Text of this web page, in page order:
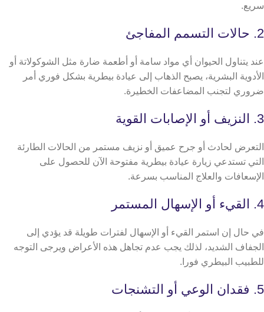
سريع.
2. حالات التسمم المفاجئ
عند يتناول الحيوان أي مواد سامة أو أطعمة ضارة مثل الشوكولاتة أو
الأدوية البشرية، يصبح الذهاب إلى عيادة بيطرية بشكل فوري أمر
ضروري لتجنب المضاعفات الخطيرة.
3. النزيف أو الإصابات القوية
التعرض لحادث أو جرح عميق أو نزيف مستمر من الحالات الطارئة
التي تستدعي زيارة عيادة بيطرية مفتوحة الآن للحصول على
الإسعافات والعلاج المناسب بسرعة.
4. القيء أو الإسهال المستمر
في حال إن استمر القيء أو الإسهال لفترات طويلة قد يؤدي إلى
الجفاف الشديد، لذلك يجب عدم تجاهل هذه الأعراض ويرجى التوجه
للطبيب البيطري فورا.
5. فقدان الوعي أو التشنجات